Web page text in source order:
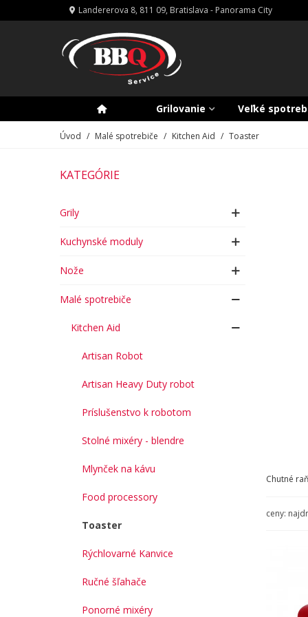
Landererova 8, 811 09, Bratislava - Panorama City
Grilovanie Veľké
Úvod / Malé spotrebiče / Kitchen Aid / Toaster
KATEGÓRIE
Grily
Kuchynské moduly
Nože
Malé spotrebiče
Kitchen Aid
Artisan Robot
Artisan Heavy Duty robot
Príslušenstvo k robotom
Stolné mixéry - blendre
Mlynček na kávu
Food processory
Toaster
Rýchlovarné Kanvice
Ručné šľahače
Ponorné mixéry
Chutné
ceny: